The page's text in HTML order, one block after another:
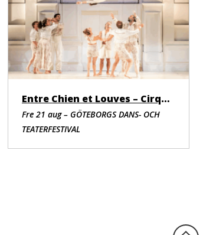
Entre Chien et Louves – Cirque Le Roux
Fre 21 aug – GÖTEBORGS DANS- OCH
TEATERFESTIVAL